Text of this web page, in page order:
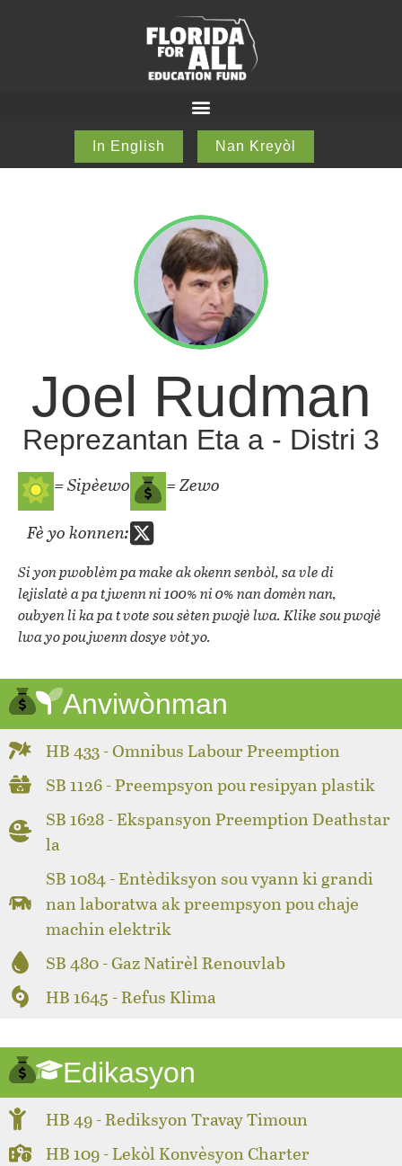
In English Nan Kreyòl
Joel Rudman
Reprezantan Eta a - Distri 3
= Sipèewo
= Zewo
Fè yo konnen:
Si yon pwoblèm pa make ak okenn senbòl, sa vle di
lejislatè a pa t jwenn ni 100% ni 0% nan domèn nan,
oubyen li ka pa t vote sou sèten pwojè lwa. Klike sou pwojè
lwa yo pou jwenn dosye vòt yo.
Anviwònman
HB 433 - Omnibus Labour Preemption
SB 1126 - Preempsyon pou resipyan plastik
SB 1628 - Ekspansyon Preemption Deathstar
la
SB 1084 - Entèdiksyon sou vyann ki grandi
nan laboratwa ak preempsyon pou chaje
machin elektrik
SB 480 - Gaz Natirèl Renouvlab
HB 1645 - Refus Klima
Edikasyon
HB 49 - Rediksyon Travay Timoun
HB 109 - Lekòl Konvèsyon Charter